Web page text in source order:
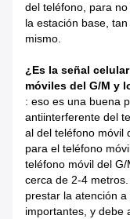
del teléfono, para
la estación base,
mismo.
¿Es la señal
móviles del G/M y
: eso es una buena
antiinterferente del
al del teléfono móvil
para el teléfono
teléfono móvil del
cerca de 2-4
prestar la atención
importantes, y debe